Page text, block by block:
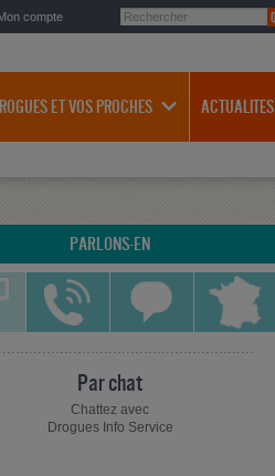
compte
ET VOS PROCHES ACTUALITES
PARLONS-EN
Par chat
Chattez avec
Drogues Info Service